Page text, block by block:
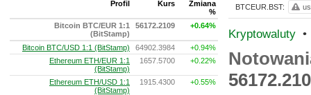
Kryptowaluty •
BTCEUR.BST:
Profil Kurs
Zmiana
%
Bitcoin BTC/EUR 1:1
(BitStamp)
56172.2109 +0.64%
Bitcoin BTC/USD 1:1 (BitStamp) 64902.3984
+0.94%
Ethereum ETH/EUR 1:1
(BitStamp)
1657.5700 +0.22%
Ethereum ETH/USD 1:1
(BitStamp)
1915.4300 +0.55%